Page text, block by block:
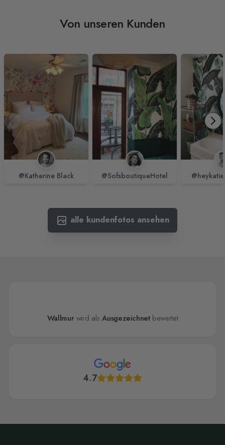
Von unseren Kunden
@Katherine Black @SofsboutiqueHotel
alle kundenfotos ansehen
Wallmur wird alsAusgezeichnetbewertet
4.7